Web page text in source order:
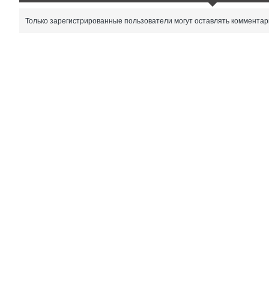
Только зарегистрированные пользователи могут оставлять